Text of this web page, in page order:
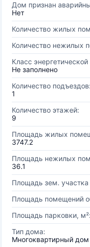
Дом признан
Нет
Количество жилых
Количество нежилых
Класс
Не заполнено
Количество подъездов:
1
Количество этажей:
9
Площадь жилых
3747.2
Площадь нежилых
36.1
Площадь зем.
Площадь помещений
Площадь парковки, м²:
Тип дома:
Многоквартирный дом